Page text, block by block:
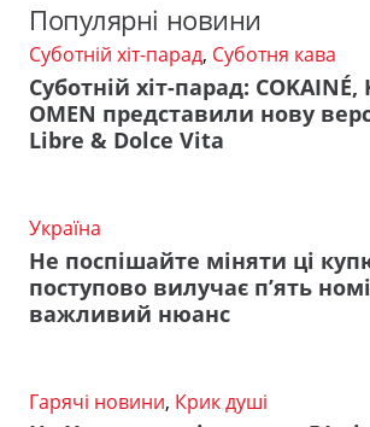
Популярні новини
Суботній хіт-парад, Суботня кава
Суботній хіт-парад: COKAINÉ,
OMEN представили нову
Libre & Dolce Vita
Україна
Не поспішайте міняти ці
поступово вилучає п’ять
важливий нюанс
Гарячі новини, Крик душі